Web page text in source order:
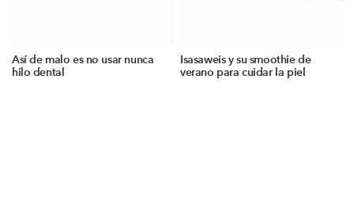
Así de malo es no usar nunca
hilo dental
Isasaweis y su smoothie de
verano para cuidar la piel